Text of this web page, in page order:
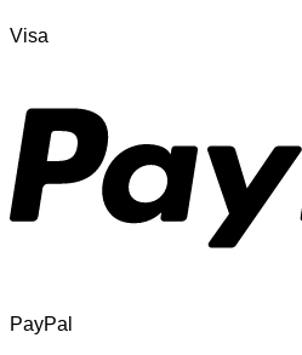
Visa
PayPal